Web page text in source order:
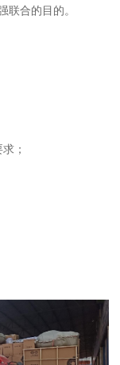
联合的目的。
；